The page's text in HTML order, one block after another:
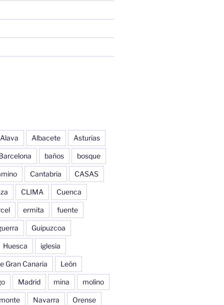
Alava Albacete Asturias
baños bosque
Cantabria CASAS
CLIMA Cuenca
ermita fuente
Guipuzcoa
Huesca iglesia
Gran Canaria León
Madrid mina molino
monte Navarra Orense